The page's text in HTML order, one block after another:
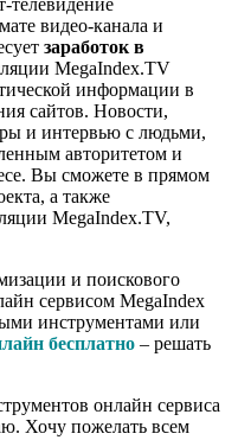
телевидение
видео-канала и
заработок в
MegaIndex.TV
информации в
сайтов. Новости,
и интервью с людьми,
авторитетом и
Вы сможете в прямом
а также
MegaIndex.TV,
и поискового
сервисом MegaIndex
инструментами или
бесплатно – решать
онлайн сервиса
Хочу пожелать всем